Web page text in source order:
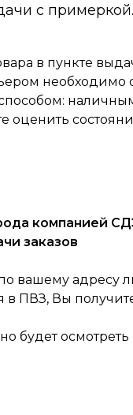
с примеркой.
в пункте
необходимо
оценить
компанией
заказов
вашему адресу
в ПВЗ, Вы
будет